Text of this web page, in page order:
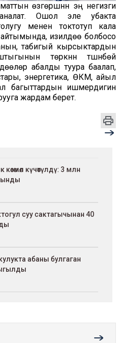
өзгөрүшүнүн эң негизги
Ошол эле убакта
менен токтотуп кала
айтымында, изилдөө болбосо
табигый кырсыктардын
төркүнүн түшүнбөй
абалды туура баалап,
энергетика, ӨКМ, айыл
багыттардын ишмердигин
жардам берет.
күчөтүлдү: 3 млн
суу сактагычынан 40
абаны булгаган